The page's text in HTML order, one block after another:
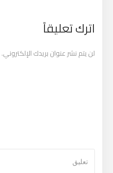
اترك تعليقاً
لن يتم نشر عنوان بريدك الإلكتروني.